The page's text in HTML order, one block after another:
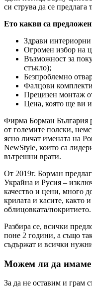
си струва да се предлага
Ето какви са
Здрави
Огромен избор на
Възможност за
стъкло);
Безпроблемно
Фалцови
Прецизен монтаж
Цена, която ще ви
Фирма Борман България
от големите полски,
ясно личат имената на
NewStyle, които са
вътрешни врати.
От 2019г. Борман
Украйна и Русия –
качество и цени, много
крилата и касите, както
облицовката/покритието.
Разбира се, всички
поне 2 години, а също
съдържат и всички
Можем ли да имаме
За да не оставим и грам